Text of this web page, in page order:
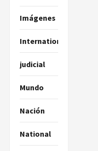
Imágenes
International
judicial
Mundo
Nación
National